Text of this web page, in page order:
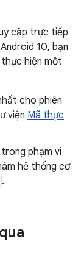
cập trực tiếp
10, bạn
hiện một
cho phiên
viện Mã thực
phạm vi
hệ thống cơ
.